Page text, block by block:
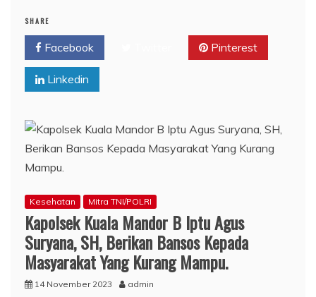
SHARE
Facebook Pinterest
Linkedin
Kesehatan Mitra TNI/POLRI
Kapolsek Kuala Mandor B Iptu Agus
Suryana, SH, Berikan Bansos Kepada
Masyarakat Yang Kurang Mampu.
14 November 2023 admin